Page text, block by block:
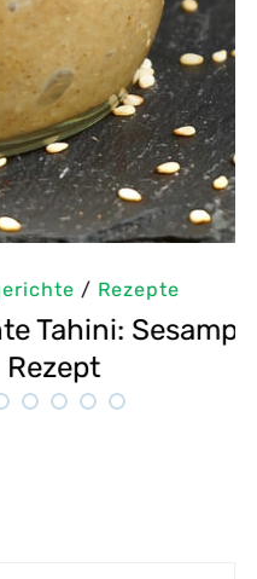
/Rezepte
Sesampaste